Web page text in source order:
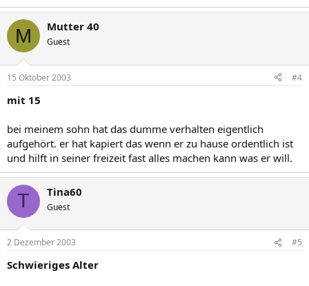
M Mutter 40
Guest
15 Oktober 2003 #4
mit 15
bei meinem sohn hat das dumme verhalten eigentlich
aufgehört. er hat kapiert das wenn er zu hause ordentlich ist
und hilft in seiner freizeit fast alles machen kann was er will.
T Tina60
Guest
2 Dezember 2003 #5
Schwieriges Alter